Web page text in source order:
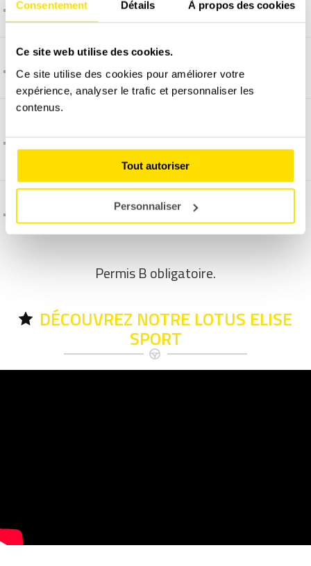
Consentement Détails À propos des cookies
Ce site web utilise des cookies.
Ce site utilise des cookies pour améliorer votre
expérience, analyser le trafic et personnaliser les
contenus.
Tout autoriser
Personnaliser
La vidéo embarquée, comment ça marche ?
Comment et quand programmer un stage ?
Pourquoi un supplément pour programmer un
stage en week-end ?
C'est quoi l'assurance dégâts matériel ?
Permis B obligatoire.
DÉCOUVREZ NOTRE LOTUS ELISE
SPORT